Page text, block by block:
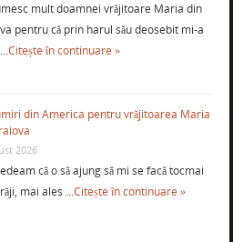
mult doamnei vrăjitoare Maria din
pentru că prin harul său deosebit mi-a
Citește în continuare »
din America pentru vrăjitoarea Maria
2026
că o să ajung să mi se facă tocmai
mai ales …Citește în continuare »